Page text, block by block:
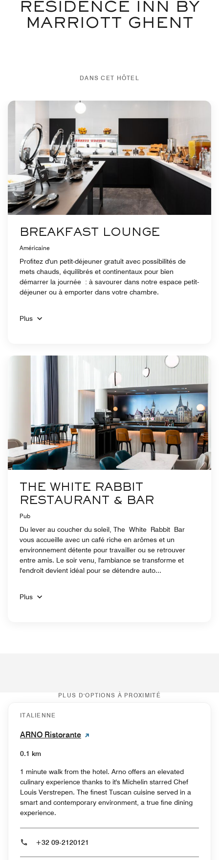
RESIDENCE INN BY
MARRIOTT GHENT
DANS CET HÔTEL
BREAKFAST LOUNGE
Américaine
Profitez d'un petit-déjeuner gratuit avec possibilités de
mets chauds, équilibrés et continentaux pour bien
démarrer la journée : à savourer dans notre espace petit-
déjeuner ou à emporter dans votre chambre.
Plus
THE WHITE RABBIT
RESTAURANT & BAR
Pub
Du lever au coucher du soleil, The White Rabbit Bar
vous accueille avec un café riche en arômes et un
environnement détente pour travailler ou se retrouver
entre amis. Le soir venu, l'ambiance se transforme et
l'endroit devient idéal pour se détendre auto...
Plus
PLUS D'OPTIONS À PROXIMITÉ
ITALIENNE
ARNO Ristorante
0.1 km
1 minute walk from the hotel. Arno offers an elevated
culinary experience thanks to it's Michelin starred Chef
Louis Verstrepen. The finest Tuscan cuisine served in a
smart and contemporary environment, a true fine dining
experience.
+32 09-2120121